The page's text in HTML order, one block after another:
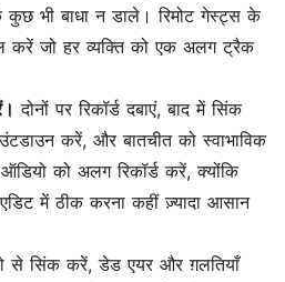
कुछ भी बाधा न डाले। रिमोट गेस्ट्स के
करें जो हर व्यक्ति को एक अलग ट्रैक
दोनों पर रिकॉर्ड दबाएं, बाद में सिंक
करें, और बातचीत को स्वाभाविक
को अलग रिकॉर्ड करें, क्योंकि
में ठीक करना कहीं ज़्यादा आसान
से सिंक करें, डेड एयर और ग़लतियाँ